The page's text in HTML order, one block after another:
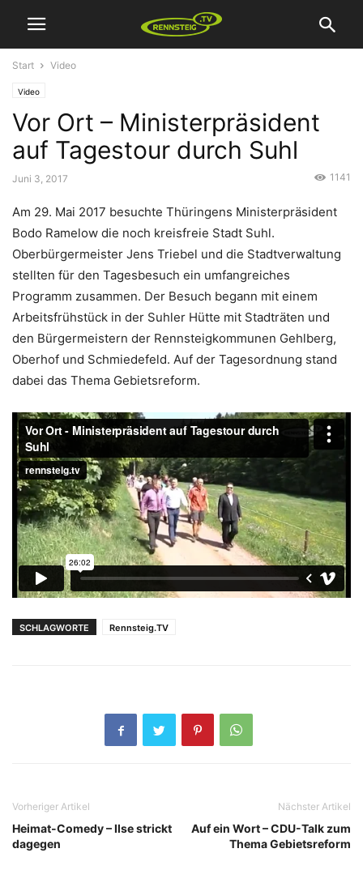
Start Video
Video
Vor Ort – Ministerpräsident
auf Tagestour durch Suhl
Juni 3, 2017 1141
Am 29. Mai 2017 besuchte Thüringens Ministerpräsident
Bodo Ramelow die noch kreisfreie Stadt Suhl.
Oberbürgermeister Jens Triebel und die Stadtverwaltung
stellten für den Tagesbesuch ein umfangreiches
Programm zusammen. Der Besuch begann mit einem
Arbeitsfrühstück in der Suhler Hütte mit Stadträten und
den Bürgermeistern der Rennsteigkommunen Gehlberg,
Oberhof und Schmiedefeld. Auf der Tagesordnung stand
dabei das Thema Gebietsreform.
SCHLAGWORTE Rennsteig.TV
Vorheriger Artikel
Heimat-Comedy – Ilse strickt
dagegen
Nächster Artikel
Auf ein Wort – CDU-Talk zum
Thema Gebietsreform